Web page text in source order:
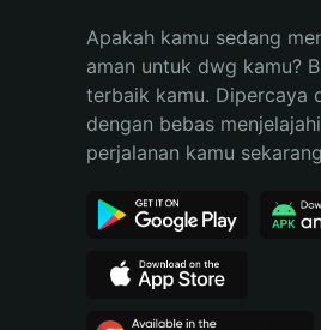
Bahasa Indonesia
Español (Argentina)
Apakah kamu sedang
aman untuk dwg kamu?
terbaik kamu. Dipercaya
dengan bebas
perjalanan kamu